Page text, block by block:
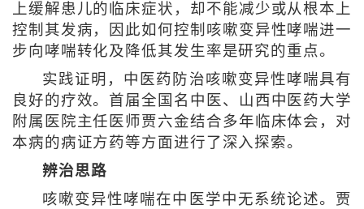
上缓解患儿的临床症状，却不能减少或从根本上
控制其发病，因此如何控制咳嗽变异性哮喘进一
步向哮喘转化及降低其发生率是研究的重点。
实践证明，中医药防治咳嗽变异性哮喘具有
良好的疗效。首届全国名中医、山西中医药大学
附属医院主任医师贾六金结合多年临床体会，对
本病的病证方药等方面进行了深入探索。
辨治思路
咳嗽变异性哮喘在中医学中无系统论述。贾